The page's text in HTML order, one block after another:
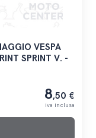
VESPA
SPRINT V. -
8,50 €
iva inclusa